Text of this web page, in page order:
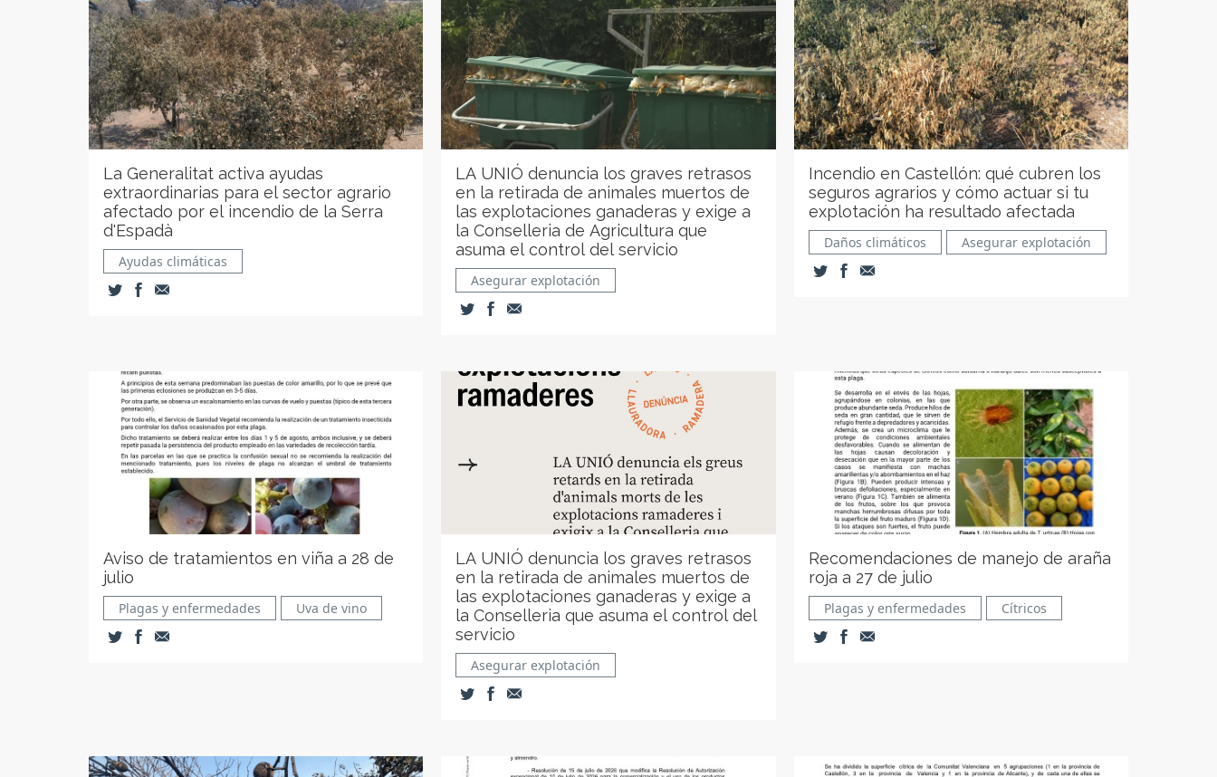
La Generalitat activa ayudas
extraordinarias para el sector agrario
afectado por el incendio de la Serra
d'Espadà
Ayudas climáticas
LA UNIÓ denuncia los graves retrasos
en la retirada de animales muertos de
las explotaciones ganaderas y exige a
la Conselleria de Agricultura que
asuma el control del servicio
Asegurar explotación
Incendio en Castellón: qué cubren los
seguros agrarios y cómo actuar si tu
explotación ha resultado afectada
Daños climáticos Asegurar explotación
Aviso de tratamientos en viña a 28 de
julio
Plagas y enfermedades Uva de vino
LA UNIÓ denuncia los graves retrasos
en la retirada de animales muertos de
las explotaciones ganaderas y exige a
la Conselleria que asuma el control del
servicio
Asegurar explotación
Recomendaciones de manejo de araña
roja a 27 de julio
Plagas y enfermedades Cítricos